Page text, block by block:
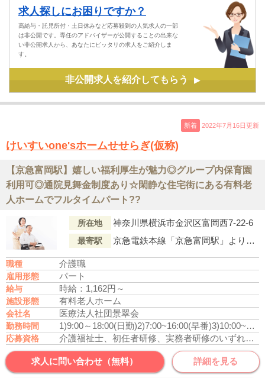
求人探しにお困りですか？
高給与・託児所付・土日休みなど応募殺到の人気求人の一部
は非公開です。専任のアドバイザーが公開することの出来な
い非公開求人から、あなたにピッタリの求人をご紹介しま
す。
非公開求人を紹介してもらう ▶
新着 2022年7月16日更新
けいすいone'sホームせせらぎ(仮称)
【京急富岡駅】嬉しい福利厚生が魅力◎グループ内保育園
利用可◎通院見舞金制度あり☆閑静な住宅街にある有料老
人ホームでフルタイムパート??
所在地 神奈川県横浜市金沢区富岡西7-22-6
最寄駅 京急電鉄本線「京急富岡駅」より徒歩8分
職種 介護職
雇用形態 パート
給与 時給：1,162円～
施設形態 有料老人ホーム
会社名 医療法人社団景翠会
勤務時間 1)9:00～18:00(日勤)2)7:00~16:00(早番)3)10:00~19:00(遅番)
応募資格 介護福祉士、初任者研修、実務者研修のいずれかの資格をお持ちの方
求人に問い合わせ（無料） 詳細を見る